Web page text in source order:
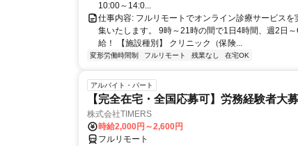
10:00～14:0...
仕事内容: フルリモートでオンライン診療サービス
集いたします。 9時～21時の間で1日4時間、週2日
給！ 【施設種別】 クリニック（保険...
変形労働時間制 フルリモート 残業なし 在宅OK
アルバイト・パート
【完全在宅・全国応募可】労務経験者大
株式会社TIMERS
時給2,000円～2,600円
フルリモート